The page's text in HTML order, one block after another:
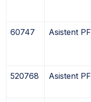
60747 Asistent PF
520768 Asistent PF